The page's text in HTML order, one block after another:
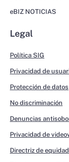
eBIZ NOTICIAS
Legal
Política SIG
Privacidad de
Protección de datos
No discriminación
Denuncias
Privacidad de
Directriz de